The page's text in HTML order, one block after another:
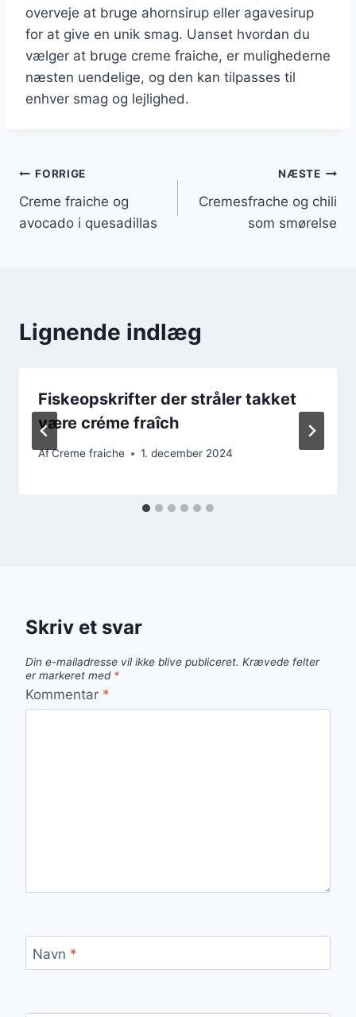
overveje at bruge ahornsirup eller agavesirup
for at give en unik smag. Uanset hvordan du
vælger at bruge creme fraiche, er mulighederne
næsten uendelige, og den kan tilpasses til
enhver smag og lejlighed.
Indlægsnavigation
FORRIGE
Creme fraiche og
avocado i quesadillas
NÆSTE
Cremesfrache og chili
som smørelse
Lignende indlæg
Fiskeopskrifter der stråler takket
være créme fraîch
AfCreme fraiche 1. december 2024
Skriv et svar
Din e-mailadresse vil ikke blive publiceret. Krævede felter
er markeret med *
Kommentar *
Navn *